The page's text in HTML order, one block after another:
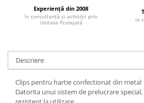
Foarfece pentru birou
Curatenie si igiena
Articole pentru baie
Articole pentru bucatarie
Maturi, mopuri si galeti
Hartie igienica, prosoape hartie si
Experiență din 2008
în consultanță și achiziții prin
Unitate Protejată
la
Descriere
Clips pentru hartie confectionat din metal
Datorita unui sistem de prelucrare